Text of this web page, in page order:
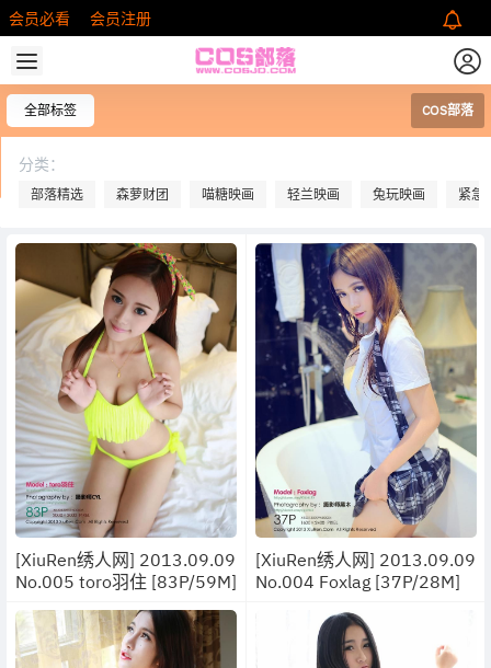
会员必看 会员注册
全部标签 COS部落
分类：
部落精选 森萝财团 喵糖映画 轻兰映画 兔玩映画 紧急
[XiuRen绣人网] 2013.09.09
No.005 toro羽住 [83P/59M]
[XiuRen绣人网] 2013.09.09
No.004 Foxlag [37P/28M]